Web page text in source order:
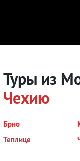
Туры из
Чехию
Брно
Теплице